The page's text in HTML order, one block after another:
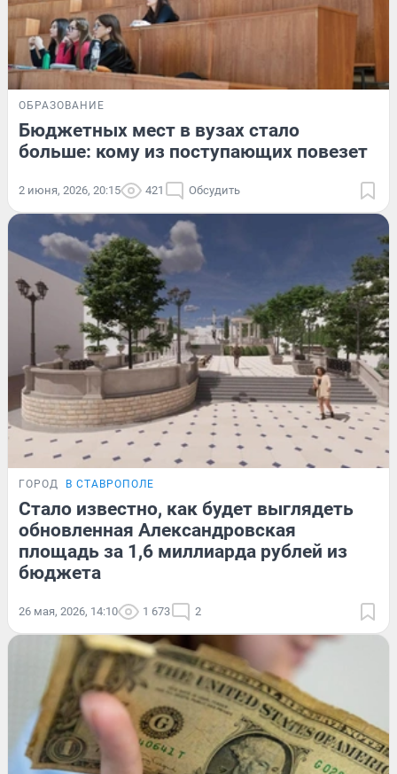
ОБРАЗОВАНИЕ
Бюджетных мест в вузах стало
больше: кому из поступающих повезет
2 июня, 2026, 20:15 421 Обсудить
ГОРОД В СТАВРОПОЛЕ
Стало известно, как будет выглядеть
обновленная Александровская
площадь за 1,6 миллиарда рублей из
бюджета
26 мая, 2026, 14:10 1 673 2